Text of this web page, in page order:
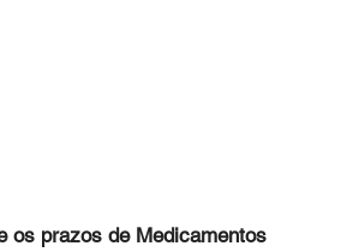
os prazos de Medicamentos